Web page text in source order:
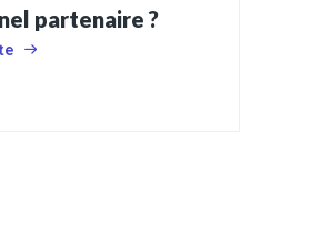
partenaire ?